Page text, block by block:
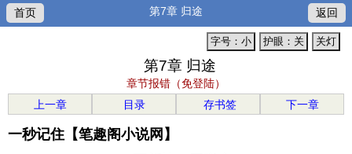
首页 第7章 归途 返回
关灯
护眼：关
字号：小
第7章 归途
章节报错（免登陆）
上一章
目录 存书签 下一章
一秒记住【笔趣阁小说网】